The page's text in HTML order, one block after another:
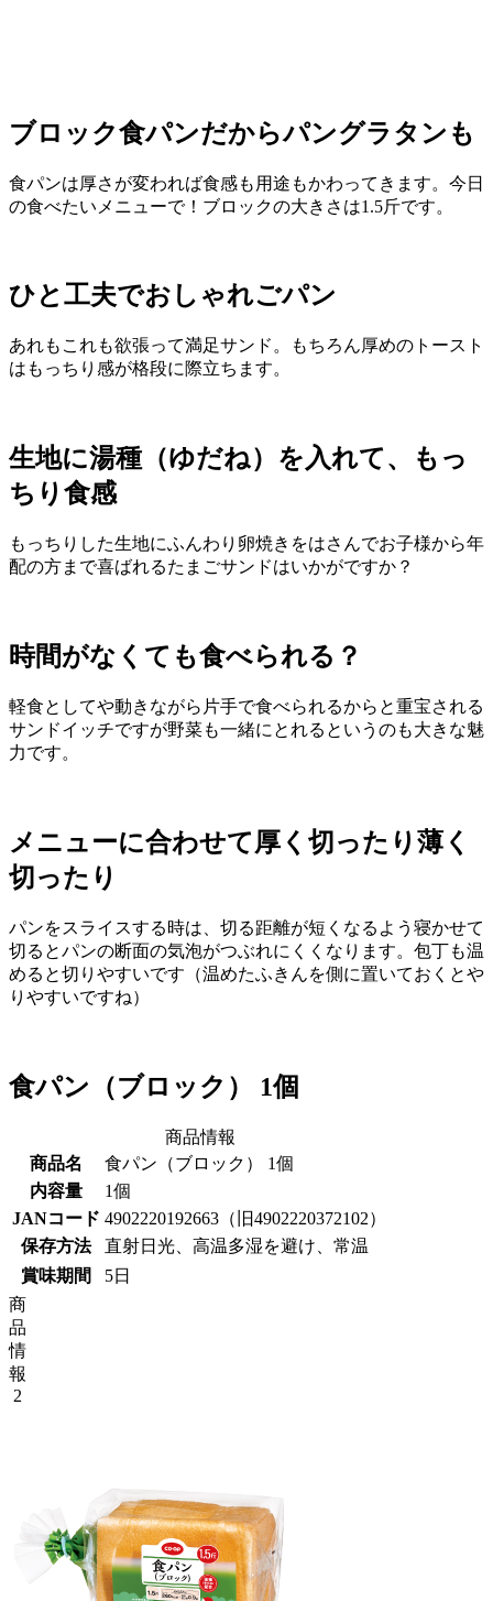
ブロック食パンだからパングラタンも
食パンは厚さが変われば食感も用途もかわってきます。今日
の食べたいメニューで！ブロックの大きさは1.5斤です。
ひと工夫でおしゃれごパン
あれもこれも欲張って満足サンド。もちろん厚めのトースト
はもっちり感が格段に際立ちます。
生地に湯種（ゆだね）を入れて、もっ
ちり食感
もっちりした生地にふんわり卵焼きをはさんでお子様から年
配の方まで喜ばれるたまごサンドはいかがですか？
時間がなくても食べられる？
軽食としてや動きながら片手で食べられるからと重宝される
サンドイッチですが野菜も一緒にとれるというのも大きな魅
力です。
メニューに合わせて厚く切ったり薄く
切ったり
パンをスライスする時は、切る距離が短くなるよう寝かせて
切るとパンの断面の気泡がつぶれにくくなります。包丁も温
めると切りやすいです（温めたふきんを側に置いておくとや
りやすいですね）
食パン（ブロック） 1個
商品情報
商品名
食パン（ブロック） 1個
内容量
1個
JANコード 4902220192663（旧4902220372102）
保存方法
直射日光、高温多湿を避け、常温
賞味期間
5日
商
品
情
報
2